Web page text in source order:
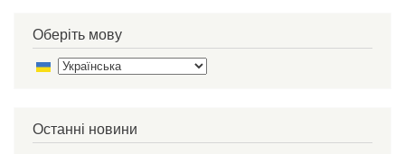
Оберіть мову
Останні новини